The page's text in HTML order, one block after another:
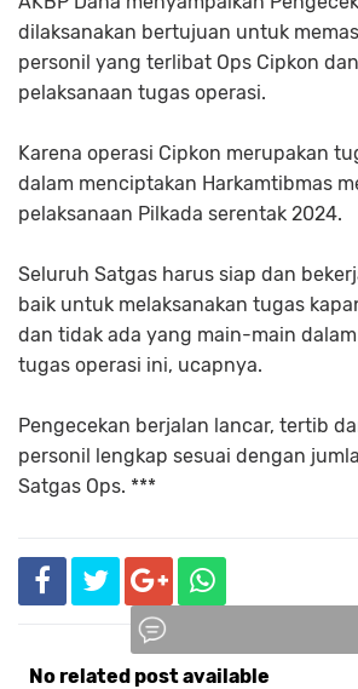
dilaksanakan bertujuan untuk
personil yang terlibat Ops Cipkon
pelaksanaan tugas operasi.
Karena operasi Cipkon merupakan
dalam menciptakan Harkamtibmas
pelaksanaan Pilkada serentak 2024.
Seluruh Satgas harus siap dan
baik untuk melaksanakan tugas
dan tidak ada yang main-main
tugas operasi ini, ucapnya.
Pengecekan berjalan lancar, tertib
personil lengkap sesuai dengan
Satgas Ops. ***
No related post available